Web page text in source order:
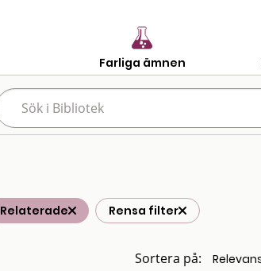
Farliga ämnen
Relaterade Rensa filter
Sortera på: